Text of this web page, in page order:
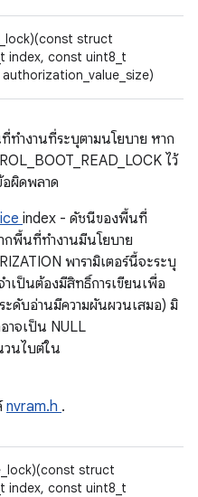
struct
index, const uint8_t
ทำงานที่ระบุตามนโยบาย หาก
ไว้
ผิดพลาด
index - ดัชนีของพื้นที่
พื้นที่ทำงานมีนโยบาย
พารามิเตอร์นี้จะระบุ
เป็นต้องมีสิทธิ์การเขียนเพื่อ
ะดับอ่านมีความผันผวนเสมอ) มิ
าจเป็น NULL
นไบต์ใน
nvram.h .
struct
index, const uint8_t